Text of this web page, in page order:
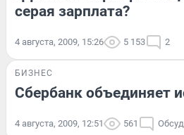
серая зарплата?
4 августа, 2009, 15:26 5 153 2
БИЗНЕС
Сбербанк объединяет
4 августа, 2009, 12:51 561